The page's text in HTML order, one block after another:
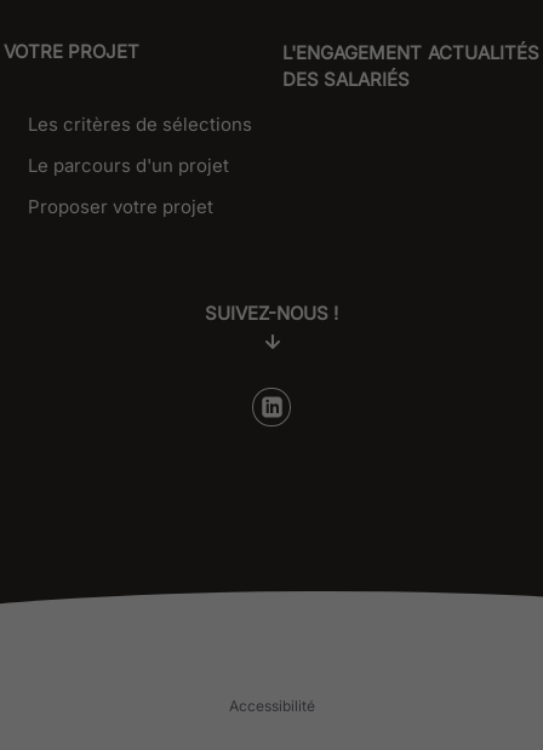
VOTRE PROJET
Les critères de sélections
Le parcours d'un projet
Proposer votre projet
L'ENGAGEMENT
DES SALARIÉS
ACTUALITÉS
SUIVEZ-NOUS !
Accessibilité